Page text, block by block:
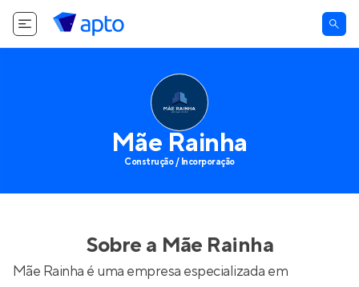
Mãe Rainha
Construção / Incorporação
Sobre a Mãe Rainha
Mãe Rainha é uma empresa especializada em